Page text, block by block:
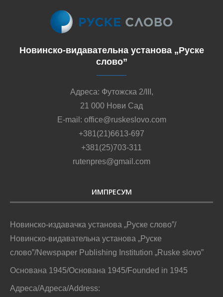
Новинско-видавательна установа „Руске
слово”
Адреса: Футожска 2/III,
21 000 Нови Сад
E-mail: office@ruskeslovo.com
+381(21)6613-697
+381(25)703-311
rutenpres@gmail.com
ИМПРЕСУМ
Новинско-издавачка установа „Руске слово”/
Новинско-видавательна установа „Руске
слово”/Newspaper Publishing Institution „Ruske slovo”
Основана 1945/Основана 1945/Founded in 1945
Адреса/Адреса/Address: